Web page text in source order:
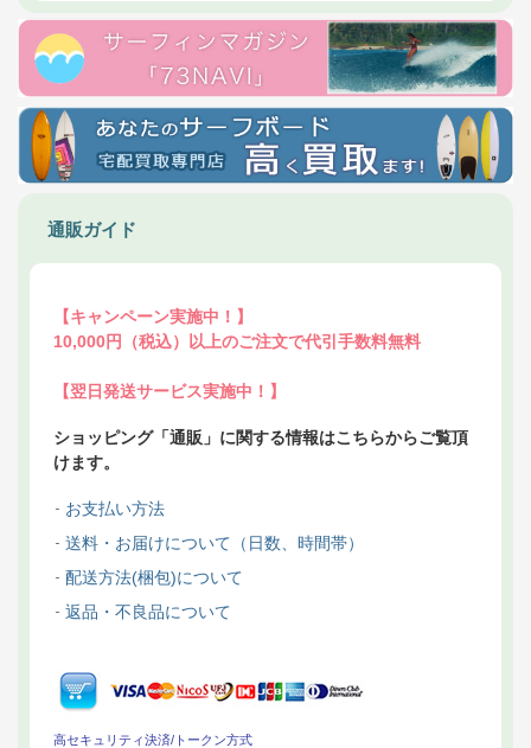
通販ガイド
【キャンペーン実施中！】
10,000円（税込）以上のご注文で代引手数料無料
【翌日発送サービス実施中！】
ショッピング「通販」に関する情報はこちらからご覧頂
けます。
お支払い方法
送料・お届けについて（日数、時間帯）
配送方法(梱包)について
返品・不良品について
高セキュリティ決済/トークン方式